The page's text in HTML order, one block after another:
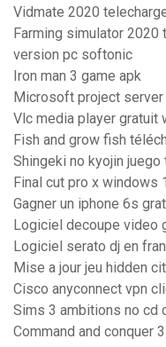
Vidmate 2020
Farming simulator
version pc softonic
Iron man 3 game apk
Microsoft project
Vlc media player gratuit
Fish and grow fish
Shingeki no kyojin juego
Final cut pro x windows
Gagner un iphone 6s
Logiciel decoupe video
Logiciel serato dj en
Mise a jour jeu hidden
Cisco anyconnect vpn
Sims 3 ambitions no cd
Command and conquer